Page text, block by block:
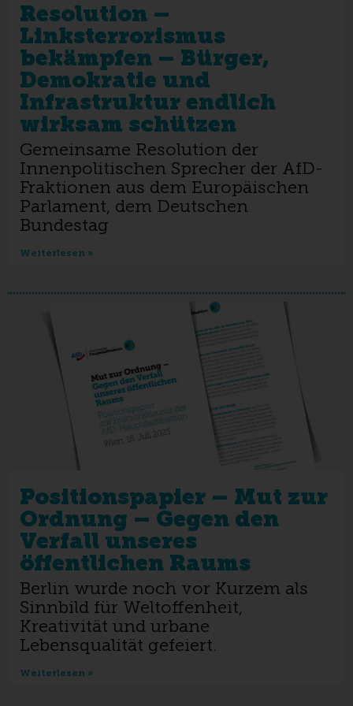
Resolution –
Linksterrorismus
bekämpfen – Bürger,
Demokratie und
Infrastruktur endlich
wirksam schützen
Gemeinsame Resolution der
Innenpolitischen Sprecher der AfD-
Fraktionen aus dem Europäischen
Parlament, dem Deutschen
Bundestag
Weiterlesen »
Positionspapier – Mut zur
Ordnung – Gegen den
Verfall unseres
öffentlichen Raums
Berlin wurde noch vor Kurzem als
Sinnbild für Weltoffenheit,
Kreativität und urbane
Lebensqualität gefeiert.
Weiterlesen »